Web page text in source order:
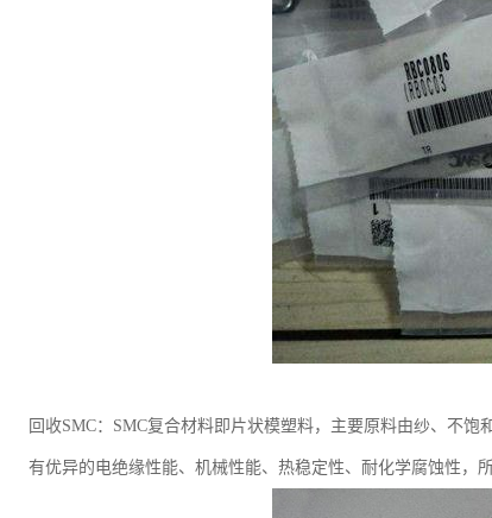
回收SMC：SMC复合材料即片状模塑料，主要原料由纱、不
有优异的电绝缘性能、机械性能、热稳定性、耐化学腐蚀性，